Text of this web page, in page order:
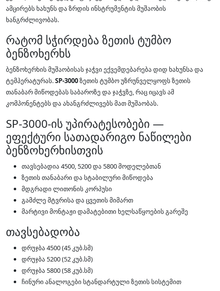
ამცირებს ხახუნს და ზრდის ინსტრუმენტის მუშაობის
ხანგრძლივობას.
რატომ სჭირდება ზეთის ტუმბო
ბენზოხერხს
ბენზოხერხის მუშაობისას ჯაჭვი ექვემდებარება დიდ ხახუნსა და
ტემპერატურას.SP-3000ზეთის ტუმბო უზრუნველყოფს ზეთის
თანაბარ მიწოდებას საბაროზე და ჯაჭვზე, რაც იცავს ამ
კომპონენტებს და ახანგრძლივებს მათ მუშაობას.
SP-3000-ის უპირატესობები —
ეფექტური სათადარიგო ნაწილები
ბენზოხერხისთვის
თავსებადია 4500, 5200 და 5800 მოდელებთან
ზეთის თანაბარი და სტაბილური მიწოდება
მდგრადი ლითონის კორპუსი
გამძლე მტვრისა და ცვეთის მიმართ
მარტივი მონტაჟი დამატებითი ხელსაწყოების გარეშე
თავსებადობა
დრუჯბა 4500 (45 კუბ.სმ)
დრუჯბა 5200 (52 კუბ.სმ)
დრუჯბა 5800 (58 კუბ.სმ)
ჩინური ანალოგები სტანდარტული ზეთის სისტემით